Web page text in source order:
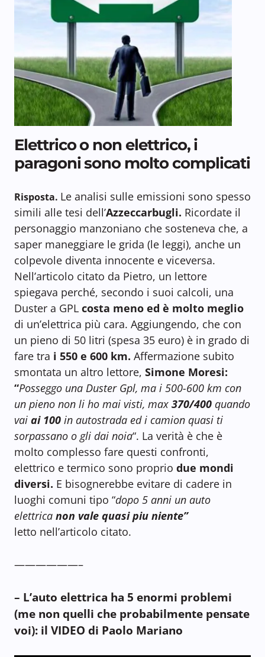
Elettrico o non elettrico, i
paragoni sono molto complicati
Risposta. Le analisi sulle emissioni sono spesso
simili alle tesi dell’Azzeccarbugli. Ricordate il
personaggio manzoniano che sosteneva che, a
saper maneggiare le grida (le leggi), anche un
colpevole diventa innocente e viceversa.
Nell’articolo citato da Pietro, un lettore
spiegava perché, secondo i suoi calcoli, una
Duster a GPL costa meno ed è molto meglio
di un’elettrica più cara. Aggiungendo, che con
un pieno di 50 litri (spesa 35 euro) è in grado di
fare tra i 550 e 600 km. Affermazione subito
smontata un altro lettore, Simone Moresi:
“Posseggo una Duster Gpl, ma i 500-600 km con
un pieno non li ho mai visti, max 370/400 quando
vai ai 100 in autostrada ed i camion quasi ti
sorpassano o gli dai noia“. La verità è che è
molto complesso fare questi confronti,
elettrico e termico sono proprio due mondi
diversi. E bisognerebbe evitare di cadere in
luoghi comuni tipo “dopo 5 anni un auto
elettrica non vale quasi piu niente”
letto nell’articolo citato.
——————–
– L’auto elettrica ha 5 enormi problemi
(me non quelli che probabilmente pensate
voi): il VIDEO di Paolo Mariano